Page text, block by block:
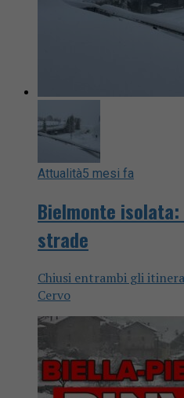
Attualità5 mesi fa
Bielmonte
strade
Chiusi entrambi gli
Cervo